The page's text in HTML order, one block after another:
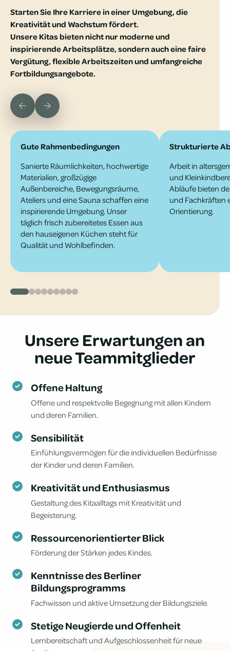
Starten Sie Ihre Karriere in einer Umgebung, die
Kreativität und Wachstum fördert.
Unsere Kitas bieten nicht nur moderne und
inspirierende Arbeitsplätze, sondern auch eine faire
Vergütung, flexible Arbeitszeiten und umfangreiche
Fortbildungsangebote.
Gute Rahmenbedingungen
Sanierte Räumlichkeiten, hochwertige
Materialien, großzügige
Außenbereiche, Bewegungsräume,
Ateliers und eine Sauna schaffen eine
inspirierende Umgebung. Unser
täglich frisch zubereitetes Essen aus
den hauseigenen Küchen steht für
Qualität und Wohlbefinden.
Strukturierte
Arbeit in
und
Abläufe bieten
und Fachkräften
Orientierung.
0 1 2 3 45 67 8
Unsere Erwartungen an
neue Team­mitglieder
Offene Haltung
Offene und respektvolle Begegnung mit allen Kindern
und deren Familien.
Sensibilität
Einfühlungsvermögen für die individuellen Bedürfnisse
der Kinder und deren Familien.
Kreativität und Enthusiasmus
Gestaltung des Kitaalltags mit Kreativität und
Begeisterung.
Ressourcenorientierter Blick
Förderung der Stärken jedes Kindes.
Kenntnisse des Berliner
Bildungsprogramms
Fachwissen und aktive Umsetzung der Bildungsziele.
Stetige Neugierde und Offenheit
Lernbereitschaft und Aufgeschlossenheit für neue